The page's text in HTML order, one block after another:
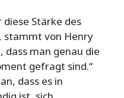
Stärke des
stammt von Henry
dass man genau die
gefragt sind.“
dass es in